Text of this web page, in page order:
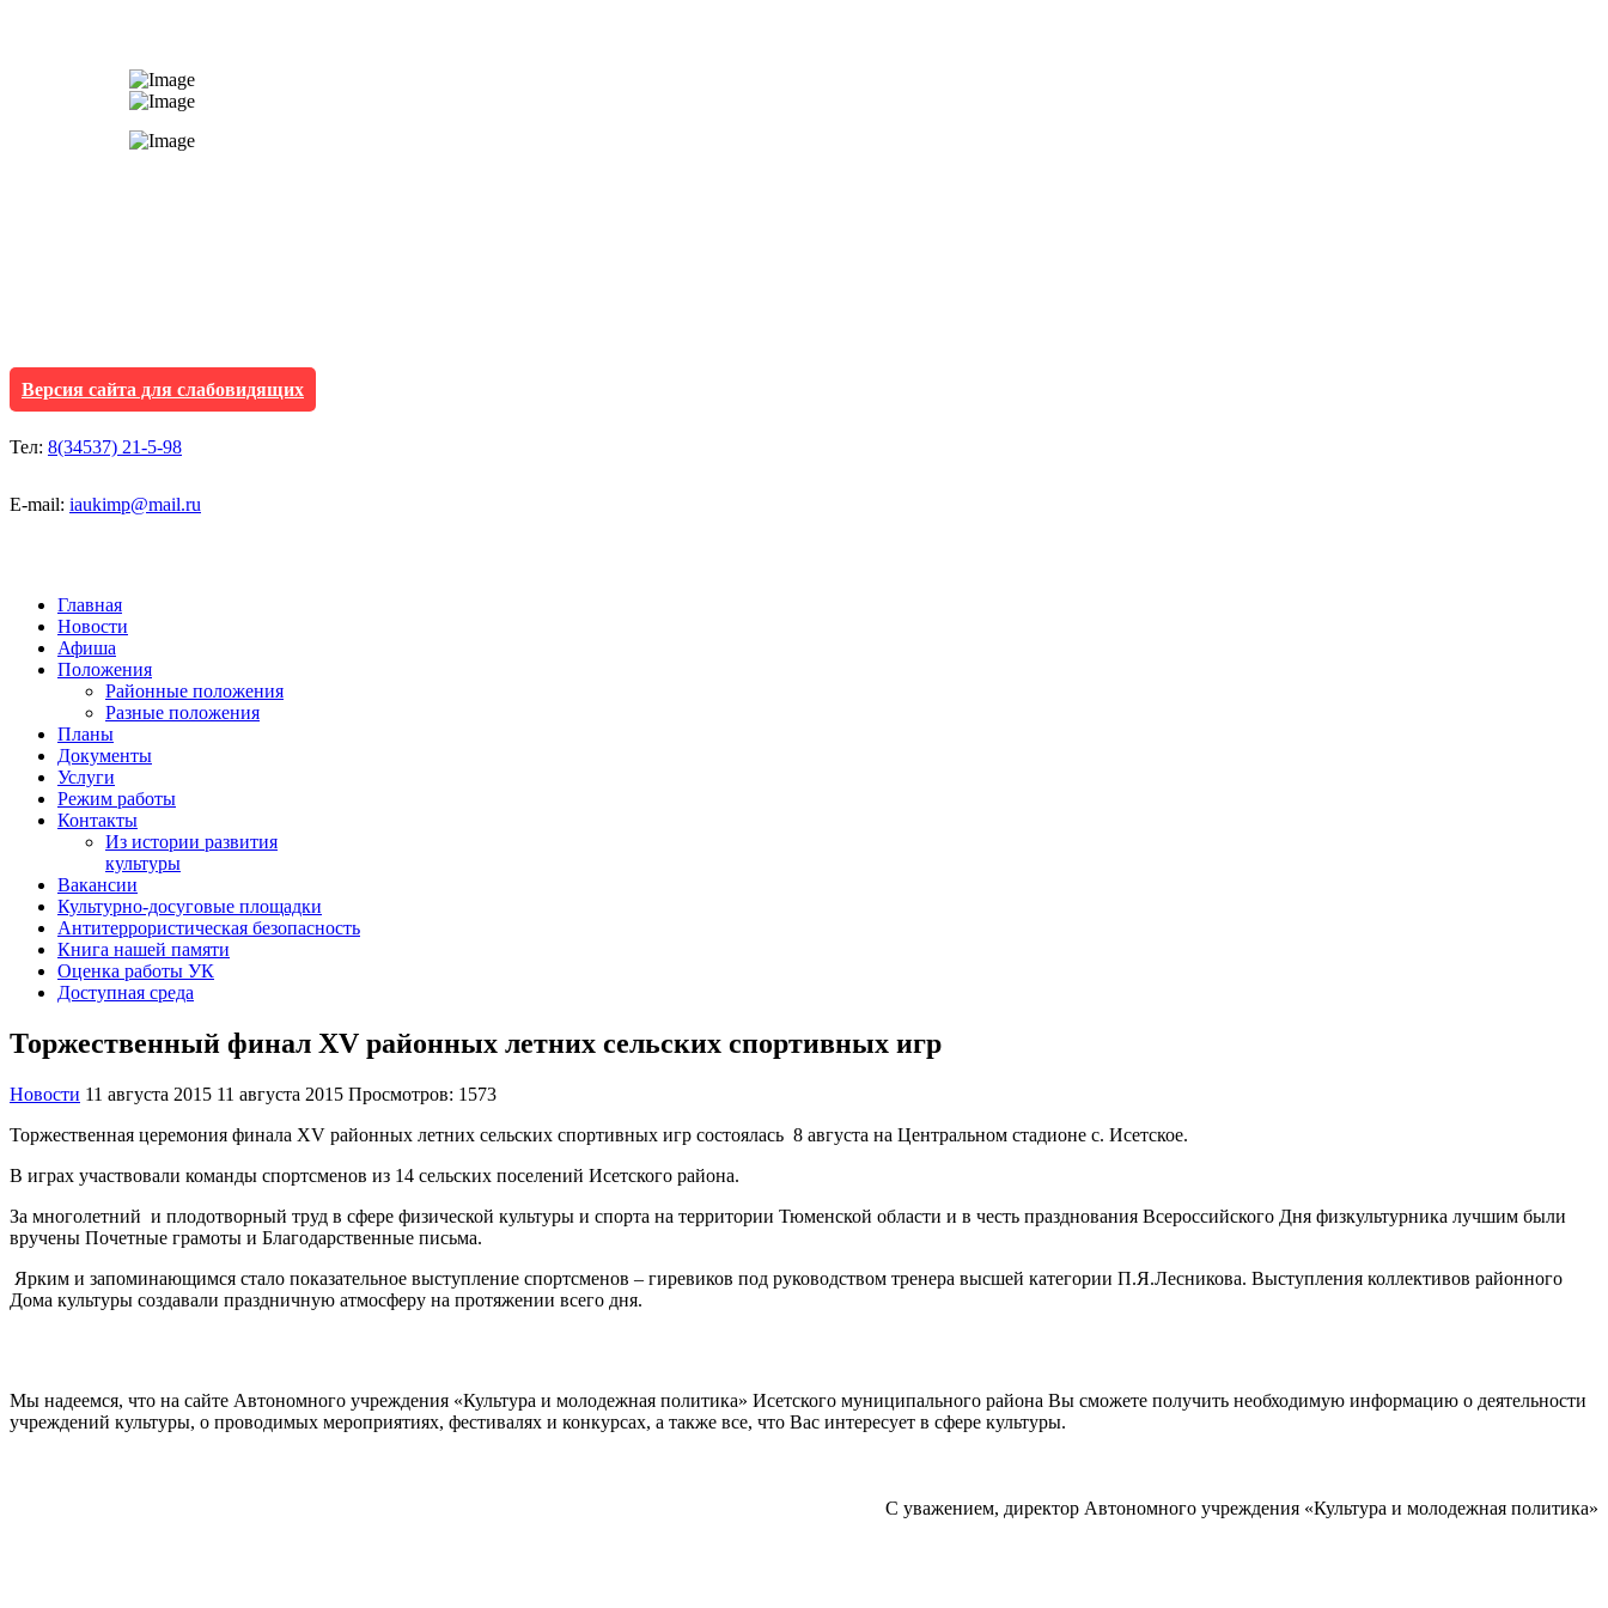
Версия сайта для слабовидящих
Тел: 8(34537) 21-5-98
E-mail: iaukimp@mail.ru
Главная
Новости
Афиша
Положения
Районные положения
Разные положения
Планы
Документы
Услуги
Режим работы
Контакты
Из истории развития
культуры
Вакансии
Культурно-досуговые площадки
Антитеррористическая безопасность
Книга нашей памяти
Оценка работы УК
Доступная среда
Торжественный финал XV районных летних сельских спортивных игр
Новости 11 августа 2015 11 августа 2015 Просмотров: 1573
Торжественная церемония финала XV районных летних сельских спортивных игр состоялась 8 августа на Центральном стадионе с. Исетское.
В играх участвовали команды спортсменов из 14 сельских поселений Исетского района.
За многолетний и плодотворный труд в сфере физической культуры и спорта на территории Тюменской области и в честь празднования Всероссийского Дня физкультурника лучшим были
вручены Почетные грамоты и Благодарственные письма.
Ярким и запоминающимся стало показательное выступление спортсменов – гиревиков под руководством тренера высшей категории П.Я.Лесникова. Выступления коллективов районного
Дома культуры создавали праздничную атмосферу на протяжении всего дня.
Мы надеемся, что на сайте Автономного учреждения «Культура и молодежная политика» Исетского муниципального района Вы сможете получить необходимую информацию о деятельности
учреждений культуры, о проводимых мероприятиях, фестивалях и конкурсах, а также все, что Вас интересует в сфере культуры.
С уважением, директор Автономного учреждения «Культура и молодежная политика»